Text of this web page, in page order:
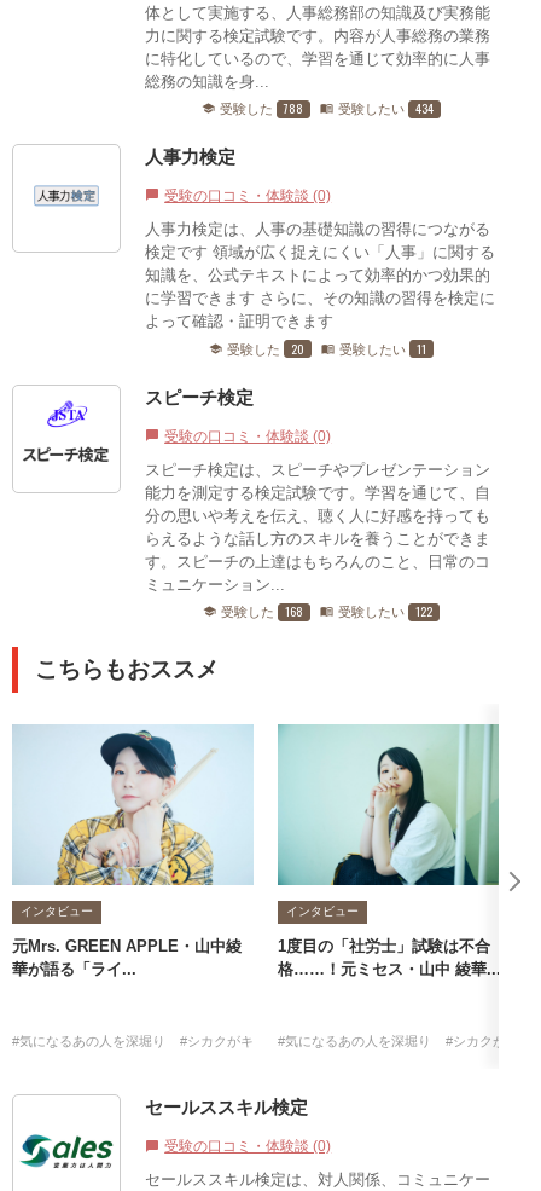
体として実施する、人事総務部の知識及び実務能
力に関する検定試験です。内容が人事総務の業務
に特化しているので、学習を通じて効率的に人事
総務の知識を身...
school 受験した 788 menu_book 受験したい 434
人事力検定
chat_bubble 受験の口コミ・体験談 (0)
人事力検定は、人事の基礎知識の習得につながる
検定です 領域が広く捉えにくい「人事」に関する
知識を、公式テキストによって効率的かつ効果的
に学習できます さらに、その知識の習得を検定に
よって確認・証明できます
school 受験した 20 menu_book 受験したい 11
スピーチ検定
chat_bubble 受験の口コミ・体験談 (0)
スピーチ検定は、スピーチやプレゼンテーション
能力を測定する検定試験です。学習を通じて、自
分の思いや考えを伝え、聴く人に好感を持っても
らえるような話し方のスキルを養うことができま
す。スピーチの上達はもちろんのこと、日常のコ
ミュニケーション...
school 受験した 168 menu_book 受験したい 122
こちらもおススメ
インタビュー
元Mrs. GREEN APPLE・山中綾
華が語る「ライ...
#気になるあの人を深堀り #シカクがキッカケ #山中綾華 #社労士
インタビュー
1度目の「社労士」試験は不合
格……！元ミセス・山中 綾華...
#気になるあの人を深堀り #シカクがキッ
セールススキル検定
chat_bubble 受験の口コミ・体験談 (0)
セールススキル検定は、対人関係、コミュニケー